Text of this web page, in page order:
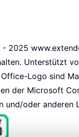
2025
Unterstützt
Logo sind
der Microsoft
und/oder anderen